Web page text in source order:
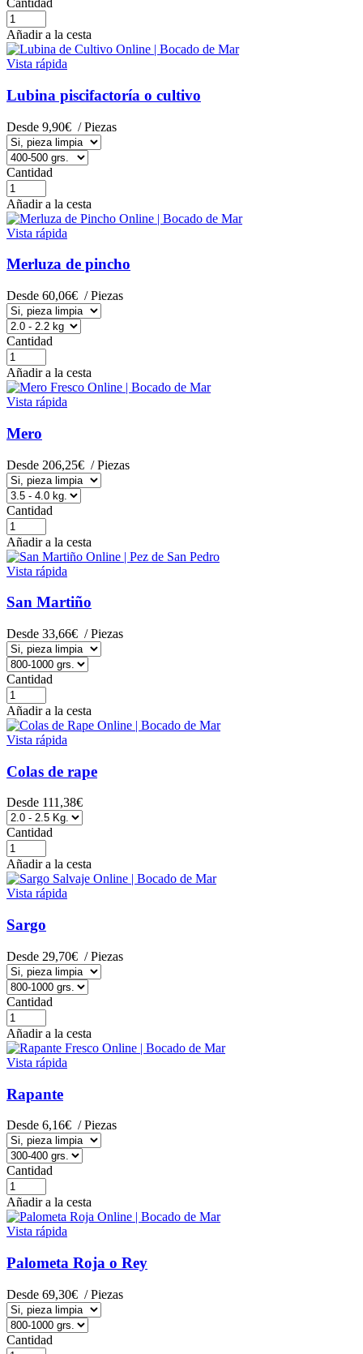
Cantidad
Añadir a la cesta
Vista rápida
Lubina piscifactoría o cultivo
Desde 9,90€ / Piezas
Cantidad
Añadir a la cesta
Vista rápida
Merluza de pincho
Desde 60,06€ / Piezas
Cantidad
Añadir a la cesta
Vista rápida
Mero
Desde 206,25€ / Piezas
Cantidad
Añadir a la cesta
Vista rápida
San Martiño
Desde 33,66€ / Piezas
Cantidad
Añadir a la cesta
Vista rápida
Colas de rape
Desde 111,38€
Cantidad
Añadir a la cesta
Vista rápida
Sargo
Desde 29,70€ / Piezas
Cantidad
Añadir a la cesta
Vista rápida
Rapante
Desde 6,16€ / Piezas
Cantidad
Añadir a la cesta
Vista rápida
Palometa Roja o Rey
Desde 69,30€ / Piezas
Cantidad